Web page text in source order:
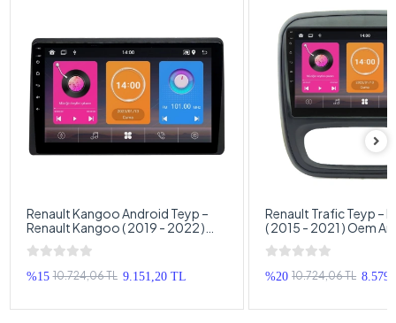
Renault Kangoo Android Teyp –
Renault Kangoo ( 2019 - 2022 )
Oem Android Multimedya –
Renault Kangoo Android Double
Teyp
%15 10.724,06 TL 9.151,20 TL
Renault Trafic Teyp –
( 2015 - 2021 ) Oem
Multimedya – Renault
Android Double Teyp
%20 10.724,06 TL